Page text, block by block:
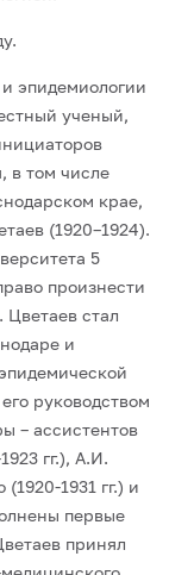
эпидемиологии
ученый,
в том числе
крае,
(1920–1924).
5
произнести
Цветаев стал
и
руководством
– ассистентов
гг.), А.И.
1931 гг.) и
первые
принял